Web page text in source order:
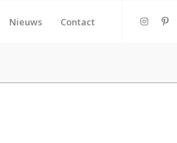
Nieuws Contact